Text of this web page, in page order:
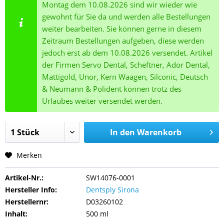
Montag dem 10.08.2026 sind wir wieder wie
gewohnt für Sie da und werden alle Bestellungen
weiter bearbeiten. Sie können gerne in diesem
Zeitraum Bestellungen aufgeben, diese werden
jedoch erst ab dem 10.08.2026 versendet. Artikel
der Firmen Servo Dental, Scheftner, Ador Dental,
Mattigold, Unor, Kern Waagen, Silconic, Deutsch
& Neumann & Polident können trotz des
Urlaubes weiter versendet werden.
In den Warenkorb
Merken
Artikel-Nr.:
SW14076-0001
Hersteller Info:
Dentsply Sirona
Herstellernr:
D03260102
Inhalt:
500 ml